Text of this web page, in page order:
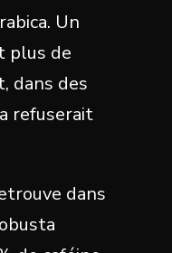
Un
plus de
dans des
refuserait
dans